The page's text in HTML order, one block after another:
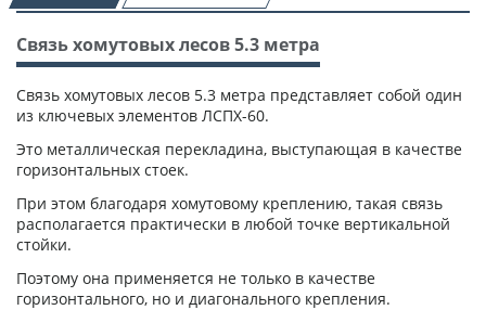
Связь хомутовых лесов 5.3 метра
Связь хомутовых лесов 5.3 метра представляет собой один
из ключевых элементов ЛСПХ-60.
Это металлическая перекладина, выступающая в качестве
горизонтальных стоек.
При этом благодаря хомутовому креплению, такая связь
располагается практически в любой точке вертикальной
стойки.
Поэтому она применяется не только в качестве
горизонтального, но и диагонального крепления.